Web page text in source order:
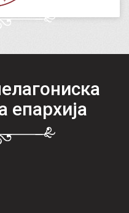
епархија